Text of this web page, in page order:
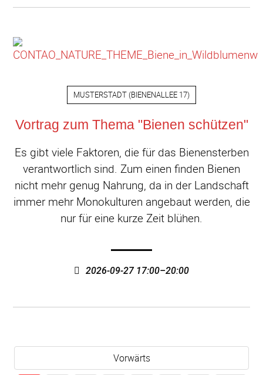
MUSTERSTADT (BIENENALLEE 17)
Vortrag zum Thema "Bienen schützen"
Es gibt viele Faktoren, die für das Bienensterben
verantwortlich sind. Zum einen finden Bienen
nicht mehr genug Nahrung, da in der Landschaft
immer mehr Monokulturen angebaut werden, die
nur für eine kurze Zeit blühen.
2026-09-27 17:00–20:00
Vorwärts